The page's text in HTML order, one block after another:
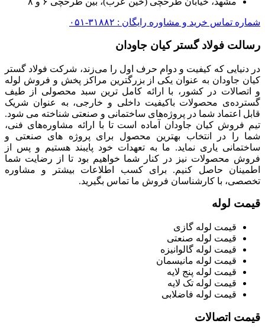
شماره تماس خرید و مشاوره رایگان : ۳۱۸۸۲-۰۵۱
رسالت فولاد گستر کیان جاودان
در دنیایی که کیفیت و دوام حرف اول را می‌زند، شرکت فولاد گستر
کیان جاودان به عنوان یکی از بزرگترین مراکز پخش و فروش لوله
و اتصالات در کشور، با ارائه کامل ترین سبد محصولی از طیف
گسترده‌‌ی محصولات باکیفیت داخلی و خارجی، به عنوان شریک
قابل اعتماد شما در پروژه‌های ساختمانی و صنعتی شناخته می شود.
تیم فروش کیان جاودان آماده است تا با ارائه مشاوره‌های فنی،
شما را در انتخاب بهترین محصول برای پروژه های صنعتی و
ساختمانی یاری نماید. ما به تعهدات خود پایبند هستیم و پس از
فروش محصولات نیز در کنار شما خواهیم بود تا از رضایت شما
اطمینان حاصل کنیم. برای کسب اطلاعات بیشتر و مشاوره
تخصصی، با کارشناسان فروش ما تماس بگیرید.
قیمت لوله
قیمت لوله گازی
قیمت لوله صنعتی
قیمت لوله گالوانیزه
قیمت لوله مانیسمان
قیمت لوله پنج لایه
قیمت لوله تک لایه
قیمت لوله فاضلابی
قیمت اتصالات